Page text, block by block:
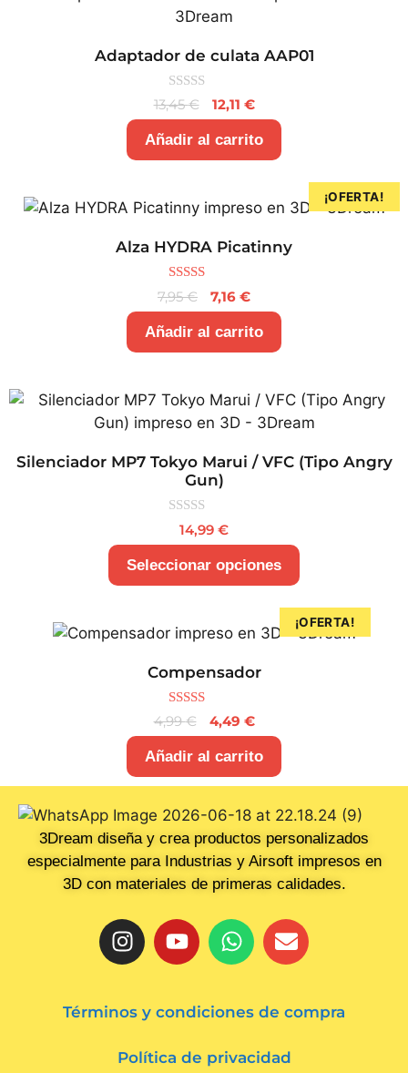
Adaptador de culata AAP01
0
d
5
13,45€ 12,11 €
Añadir al carrito
¡OFERTA!
Alza HYDRA Picatinny
5.00
de 5
7,95€ 7,16 €
Añadir al carrito
Silenciador MP7 Tokyo Marui / VFC (Tipo Angry
Gun)
5
14,99 €
Seleccionar opciones
¡OFERTA!
Compensador
5.00
de 5
4,99€ 4,49 €
Añadir al carrito
3Dream diseña y crea productos personalizados
especialmente para Industrias y Airsoft impresos en
3D con materiales de primeras calidades.
Términos y condiciones de compra
Política de privacidad